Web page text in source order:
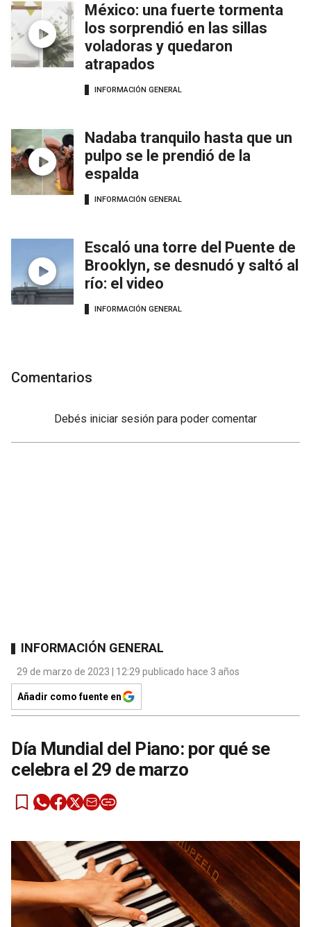
México: una fuerte tormenta
los sorprendió en las sillas
voladoras y quedaron
atrapados
INFORMACIÓN GENERAL
Nadaba tranquilo hasta que un
pulpo se le prendió de la
espalda
INFORMACIÓN GENERAL
Escaló una torre del Puente de
Brooklyn, se desnudó y saltó al
río: el video
INFORMACIÓN GENERAL
Comentarios
Debés iniciar sesión para poder comentar
INFORMACIÓN GENERAL
29 de marzo de 2023 | 12:29 publicado hace 3 años
Añadir como fuente en
Día Mundial del Piano: por qué se
celebra el 29 de marzo